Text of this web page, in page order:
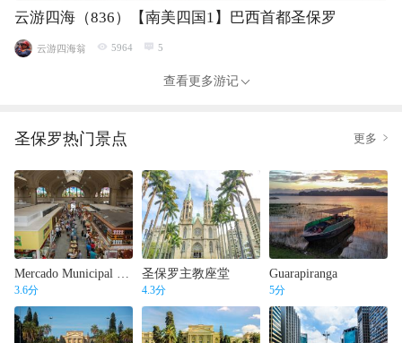
云游四海（836）【南美四国1】巴西首都圣保罗
云游四海翁 5964 5
查看更多游记
圣保罗热门景点 更多
Mercado Municipal de Sao Paulo
3.6分
圣保罗主教座堂
4.3分
Guarapiranga
5分